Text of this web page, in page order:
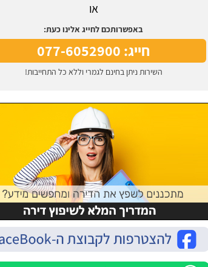
או
באפשרותכם לחייג אלינו כעת:
חייג: 077-6052900
השירות ניתן בחינם לגמרי וללא כל התחייבות!